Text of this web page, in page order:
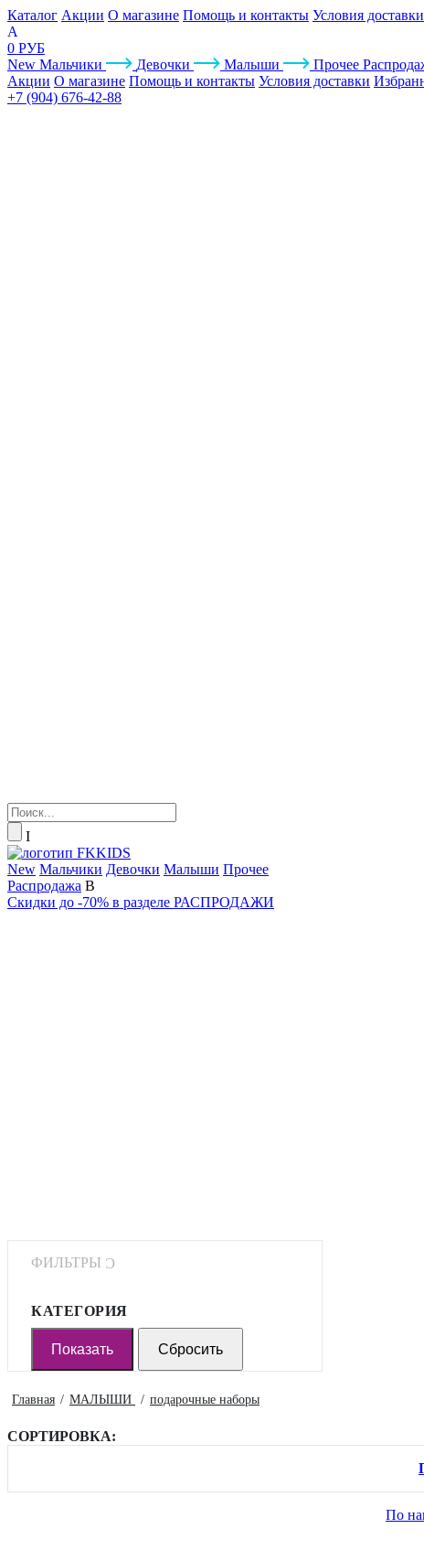
Каталог Акции О магазине Помощь и контакты Условия доставки
0 РУБ
New Мальчики Девочки Малыши Прочее
Акции О магазине Помощь и контакты Условия доставки
+7 (904) 676-42-88
New Мальчики Девочки Малыши Прочее
Распродажа
Скидки до -70% в разделе РАСПРОДАЖИ
ФИЛЬТРЫ
КАТЕГОРИЯ
Главная МАЛЫШИ подарочные наборы
СОРТИРОВКА:
По